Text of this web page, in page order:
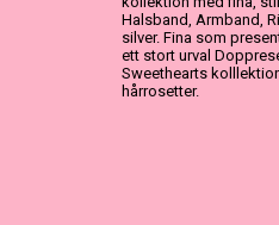
Halsband, Armband,
silver. Fina som
ett stort urval
Sweethearts
hårrosetter.